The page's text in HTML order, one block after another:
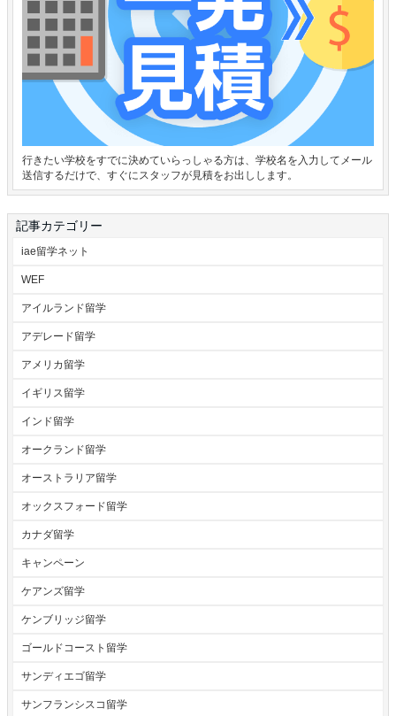
行きたい学校をすでに決めていらっしゃる方は、学校名を入力してメール
送信するだけで、すぐにスタッフが見積をお出しします。
記事カテゴリー
iae留学ネット
WEF
アイルランド留学
アデレード留学
アメリカ留学
イギリス留学
インド留学
オークランド留学
オーストラリア留学
オックスフォード留学
カナダ留学
キャンペーン
ケアンズ留学
ケンブリッジ留学
ゴールドコースト留学
サンディエゴ留学
サンフランシスコ留学